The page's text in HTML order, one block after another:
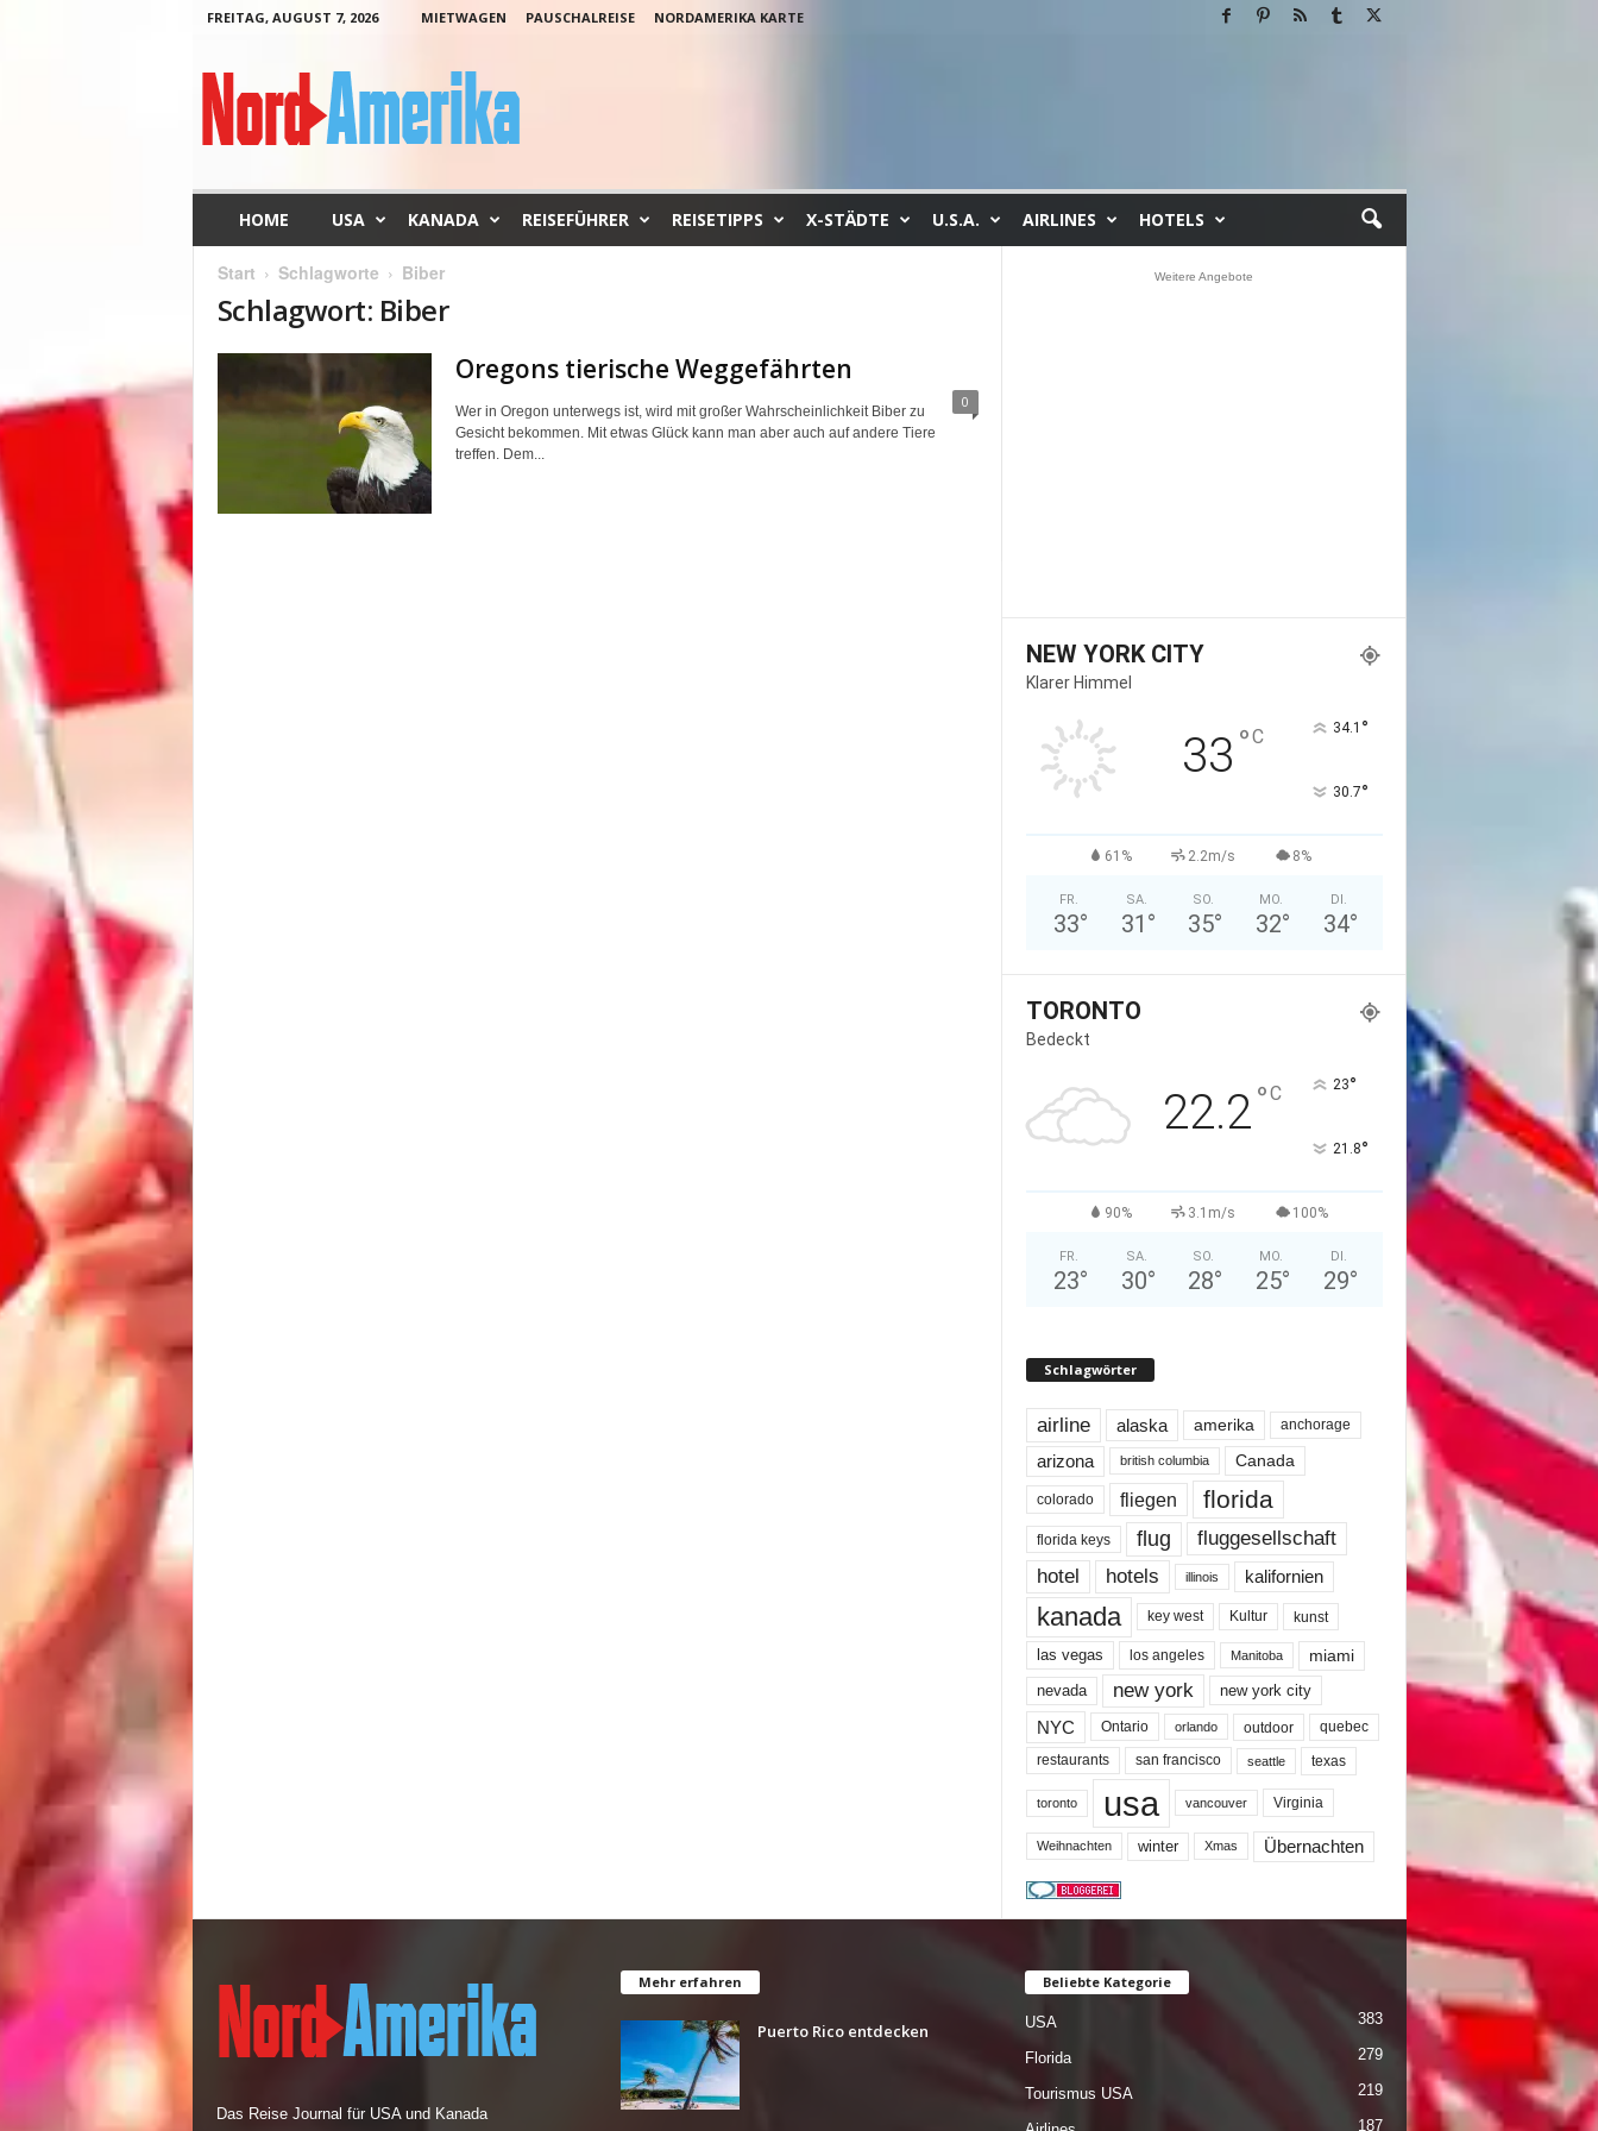
FREITAG, AUGUST 7, 2026 MIETWAGEN PAUSCHALREISE NORDAMERIKA KARTE
HOME USA KANADA REISEFÜHRER REISETIPPS X-STÄDTE U.S.A. AIRLINES HOTELS
Start Schlagworte Biber
Schlagwort: Biber
Oregons tierische Weggefährten
0
Wer in Oregon unterwegs ist, wird mit großer Wahrscheinlichkeit Biber zu
Gesicht bekommen. Mit etwas Glück kann man aber auch auf andere Tiere
treffen. Dem...
Weitere Angebote
NEW YORK CITY
Klarer Himmel
33 °C 34.1 °
30.7°
61% 2.2m/s 8%
FR.
33°
SA.
31 °
SO.
35°
MO.
32°
DI.
34°
TORONTO
Bedeckt
22.2°C 23°
21.8°
90% 3.1m/s 100%
FR.
23°
SA.
30°
SO.
28°
MO.
25°
DI.
29°
Schlagwörter
airline alaska amerika anchorage
arizona british columbia Canada
colorado fliegen florida
florida keys flug
fluggesellschaft
hotel
hotels illinois kalifornien
kanada key west Kultur kunst
las vegas los angeles Manitoba miami
nevada new york new york city
NYC Ontario orlando outdoor quebec
restaurants san francisco seattle texas
toronto usa vancouver Virginia
Weihnachten winter Xmas Übernachten
Das Reise Journal für USA und Kanada
Mehr erfahren
Puerto Rico entdecken
Beliebte Kategorie
USA 383
Florida 279
Tourismus USA 219
187